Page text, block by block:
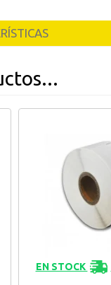
EN STOCK